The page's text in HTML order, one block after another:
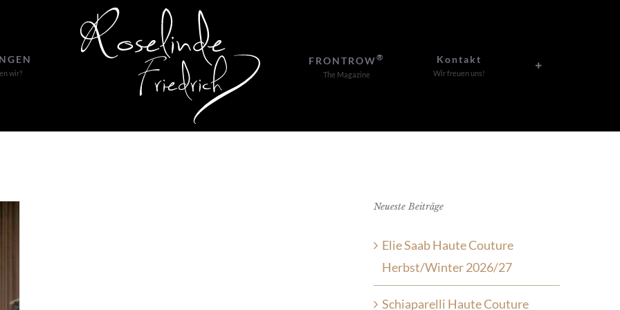
wir?
FRONTROW®
The Magazine
Kontakt
Wir freuen uns!
Neueste Beiträge
Elie Saab Haute Couture
Herbst/Winter 2026/27
Schiaparelli Haute Couture